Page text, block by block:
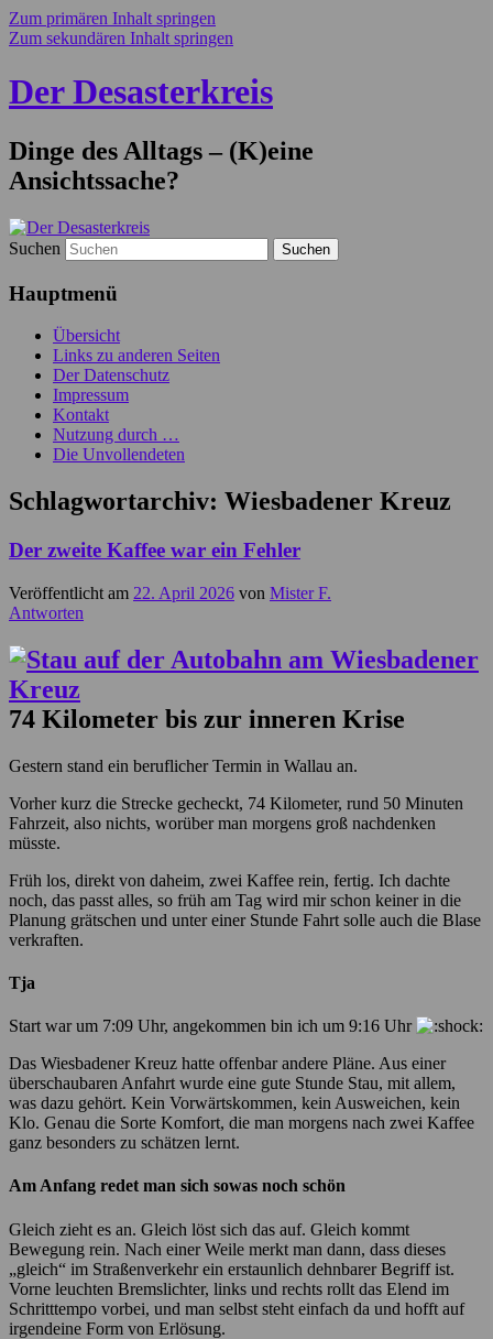
Zum primären Inhalt springen
Zum sekundären Inhalt springen
Der Desasterkreis
Dinge des Alltags – (K)eine
Ansichtssache?
Suchen
Hauptmenü
Übersicht
Links zu anderen Seiten
Der Datenschutz
Impressum
Kontakt
Nutzung durch …
Die Unvollendeten
Schlagwortarchiv: Wiesbadener Kreuz
Der zweite Kaffee war ein Fehler
Veröffentlicht am 22. April 2026 von Mister F.
Antworten
74 Kilometer bis zur inneren Krise
Gestern stand ein beruflicher Termin in Wallau an.
Vorher kurz die Strecke gecheckt, 74 Kilometer, rund 50 Minuten
Fahrzeit, also nichts, worüber man morgens groß nachdenken
müsste.
Früh los, direkt von daheim, zwei Kaffee rein, fertig. Ich dachte
noch, das passt alles, so früh am Tag wird mir schon keiner in die
Planung grätschen und unter einer Stunde Fahrt solle auch die Blase
verkraften.
Tja
Start war um 7:09 Uhr, angekommen bin ich um 9:16 Uhr
Das Wiesbadener Kreuz hatte offenbar andere Pläne. Aus einer
überschaubaren Anfahrt wurde eine gute Stunde Stau, mit allem,
was dazu gehört. Kein Vorwärtskommen, kein Ausweichen, kein
Klo. Genau die Sorte Komfort, die man morgens nach zwei Kaffee
ganz besonders zu schätzen lernt.
Am Anfang redet man sich sowas noch schön
Gleich zieht es an. Gleich löst sich das auf. Gleich kommt
Bewegung rein. Nach einer Weile merkt man dann, dass dieses
„gleich“ im Straßenverkehr ein erstaunlich dehnbarer Begriff ist.
Vorne leuchten Bremslichter, links und rechts rollt das Elend im
Schritttempo vorbei, und man selbst steht einfach da und hofft auf
irgendeine Form von Erlösung.